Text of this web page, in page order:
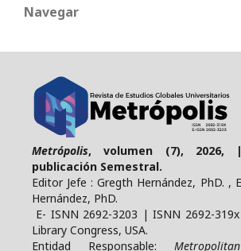
Navegar
Metrópolis, volumen (7), 2026,
publicación Semestral.
Editor Jefe : Gregth Hernández, PhD. ,
Hernández, PhD.
E- ISNN 2692-3203 | ISNN 2692-
Library Congress, USA.
Entidad Responsable: